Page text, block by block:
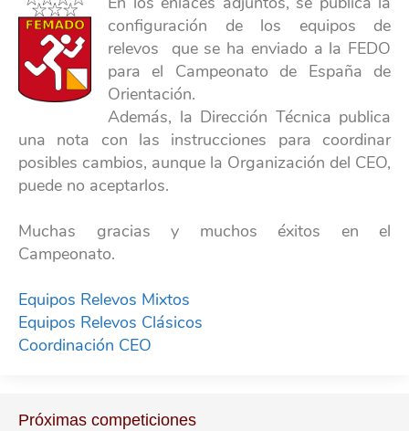
configuración de los equipos de
relevos que se ha enviado a la FEDO
para el Campeonato de España de
Orientación.
Además, la Dirección Técnica publica
una nota con las instrucciones para coordinar
posibles cambios, aunque la Organización del CEO,
puede no aceptarlos.
Muchas gracias y muchos éxitos en el
Campeonato.
Equipos Relevos Mixtos
Equipos Relevos Clásicos
Coordinación CEO
Próximas competiciones